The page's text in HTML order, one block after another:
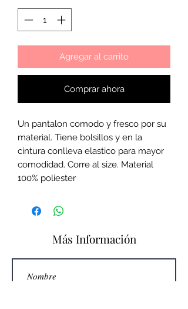
Agregar al carrito
Comprar ahora
Un pantalon comodo y fresco por su
material. Tiene bolsillos y en la
cintura conlleva elastico para mayor
comodidad. Corre al size. Material
100% poliester
Más Información